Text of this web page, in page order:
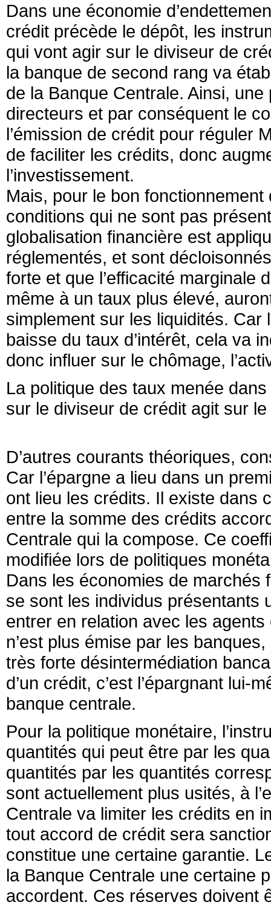
Dans une économie
crédit précède le dépôt, les
qui vont agir sur le diviseur de
la banque de second rang va
de la Banque Centrale. Ainsi,
directeurs et par conséquent le
l’émission de crédit pour réguler
de faciliter les crédits, donc
l’investissement.
Mais, pour le bon
conditions qui ne sont pas
globalisation financière est
réglementés, et sont
forte et que l’efficacité marginale
même à un taux plus élevé,
simplement sur les liquidités. Car
baisse du taux d’intérêt, cela va
donc influer sur le chômage,
La politique des taux menée
sur le diviseur de crédit agit sur le
D’autres courants théoriques,
Car l’épargne a lieu dans un
ont lieu les crédits. Il existe dans
entre la somme des crédits
Centrale qui la compose. Ce
modifiée lors de politiques
Dans les économies de marchés
se sont les individus présentants
entrer en relation avec les
n’est plus émise par les
très forte désintermédiation
d’un crédit, c’est l’épargnant lui-
banque centrale.
Pour la politique monétaire,
quantités qui peut être par les
quantités par les quantités
sont actuellement plus usités, à
Centrale va limiter les crédits en
tout accord de crédit sera
constitue une certaine garantie.
la Banque Centrale une certaine
accordent. Ces réserves doivent